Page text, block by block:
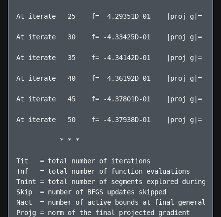
At iterate   25    f= -4.29351D-01    |proj g|=
At iterate   30    f= -4.33425D-01    |proj g|=
At iterate   35    f= -4.34142D-01    |proj g|=
At iterate   40    f= -4.36192D-01    |proj g|=
At iterate   45    f= -4.37801D-01    |proj g|=
At iterate   50    f= -4.37938D-01    |proj g|=
           * * *
Tit   = total number of iterations
Tnf   = total number of function evaluations
Tnint = total number of segments explored during
Skip  = number of BFGS updates skipped
Nact  = number of active bounds at final
Projg = norm of the final projected gradient